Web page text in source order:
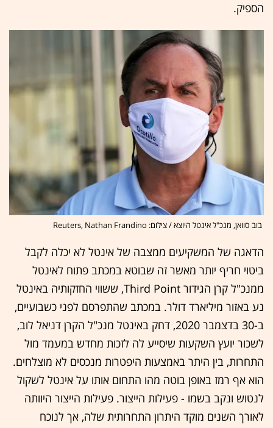
הספיק.
בוב סוואן, מנכ"ל אינטל היוצא / צילום: Reuters, Nathan Frandino
הדאגה של המשקיעים ממצבה של אינטל לא יכלה לקבל
ביטוי חריף יותר מאשר זה שבוטא במכתב פתוח לאינטל
ממנכ"ל קרן הגידור Third Point, ששווי החזקותיה באינטל
נע באזור מיליארד דולר. במכתב שהתפרסם לפני כשבועיים,
ב-30 בדצמבר 2020, דחק באינטל מנכ"ל הקרן דניאל לוב,
לשכור יועץ השקעות שיסייע לה לזכות מחדש במעמד מול
התחרות, בין היתר באמצעות היפטרות מנכסים לא מוצלחים.
הוא אף רמז באופן בוטה מהו התחום אותו על אינטל לשקול
לנטוש ונקב בשמו - פעילות הייצור. פעילות הייצור היוותה
לאורך השנים מוקד היתרון התחרותית שלה, אך לנוכח